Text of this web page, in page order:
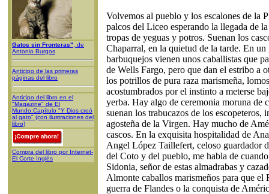
Gatos sin Fronteras" , de
Antonio Burgos
Anticipo de las primeras
páginas del libro
Anticipo del libro en el
"Magazine" de El
Mundo:Capítulo "Y Dios creó
al gato" (con ilustraciones del
libro)
Compra del libro por Internet-
El Corte Inglés
Volvemos al pueblo y los escalones de la
palcos del Liceo esperando la llegada de
tropas de yeguas y potros. Suenan los
Chaparral, en la quietud de la tarde. En un
barbuquejos vienen unos caballistas que
de Wells Fargo, pero que dan el estribo a
los potrillos de pura raza marismeña,
acostumbrados por el instinto a meterse
yerba. Hay algo de ceremonia moruna de
suenan los trabucazos de los escopeteros,
agosteña de la Virgen. Hay mucho de
cascos. En la exquisita hospitalidad de
Angel López Taillefert, celoso guardador
del Coto y del pueblo, me habla de
Sidonia, señor de estas almadrabas y
Almonte caballos marismeños para que el
guerra de Flandes o la conquista de